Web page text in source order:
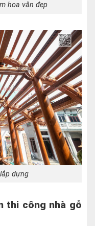
hoa văn đẹp
dựng
thi công nhà gỗ